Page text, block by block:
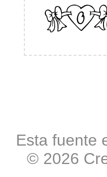
Esta fuente
© 2026